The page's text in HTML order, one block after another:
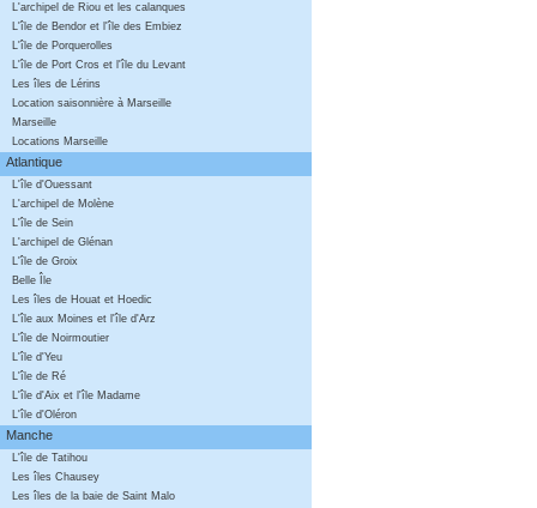
L'archipel de Riou et les calanques
L'île de Bendor et l'île des Embiez
L'île de Porquerolles
L'île de Port Cros et l'île du Levant
Les îles de Lérins
Location saisonnière à Marseille
Marseille
Locations Marseille
Atlantique
L'île d'Ouessant
L'archipel de Molène
L'île de Sein
L'archipel de Glénan
L'île de Groix
Belle Île
Les îles de Houat et Hoedic
L'île aux Moines et l'île d'Arz
L'île de Noirmoutier
L'île d'Yeu
L'île de Ré
L'île d'Aix et l'île Madame
L'île d'Oléron
Manche
L'île de Tatihou
Les îles Chausey
Les îles de la baie de Saint Malo